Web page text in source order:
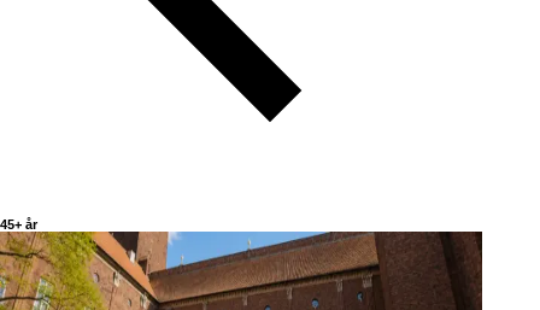
45+ år